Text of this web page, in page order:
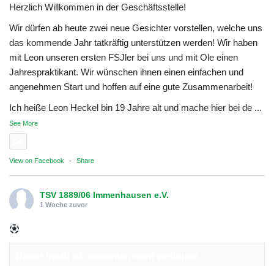
Herzlich Willkommen in der Geschäftsstelle!
Wir dürfen ab heute zwei neue Gesichter vorstellen, welche uns
das kommende Jahr tatkräftig unterstützen werden! Wir haben
mit Leon unseren ersten FSJler bei uns und mit Ole einen
Jahrespraktikant. Wir wünschen ihnen einen einfachen und
angenehmen Start und hoffen auf eine gute Zusammenarbeit!
Ich heiße Leon Heckel bin 19 Jahre alt und mache hier bei de ...
See More
View on Facebook · Share
TSV 1889/06 Immenhausen e.V.
1 Woche zuvor